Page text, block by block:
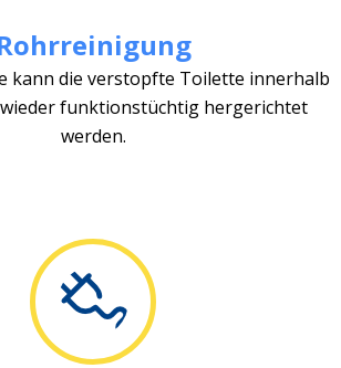
kann die verstopfte Toilette innerhalb
funktionstüchtig hergerichtet
werden.